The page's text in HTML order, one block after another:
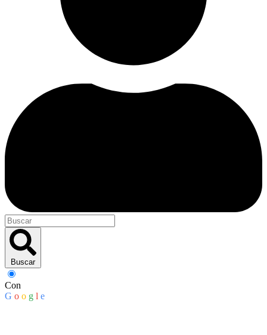
Buscar
Con
G o o g l e